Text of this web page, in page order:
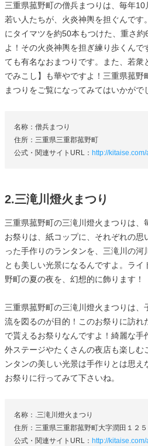
三重県菰野町の僧兵まつりは、毎年
若い人たちが、火炎神輿を担ぐんです
にタイマツを約50本もつけた、重さ
よ！その火炎神輿を担ぎ練り歩くんで
ても有名なおまつりです。また、若衆
でみこし】も華やですよ！三重県菰
まつりをご覧になってみてはいかがで
名称：僧兵まつり
住所：三重県三重郡菰野町
公式・関連サイトURL： http://
2.三滝川燈火まつり
三重県菰野町の三滝川燈火まつりは
お祭りは、紙コップに、それぞれの
った手作りのランタンを、三滝川の
とも美しい光景になるんですよ。ラ
野町の夏の夜を、幻想的に飾ります！
三重県菰野町の三滝川燈火まつりは、
流を図るのが目的！このお祭りに訪れ
で貰えるお祭りなんですよ！綺麗な手
外ステージやたくさんの夜店も楽しむ
ンタンの美しい光景は手作りとは思
お祭りに行ってみて下さいね。
名称：.三滝川燈火まつり
住所：三重県三重郡菰野町大字潤田１２
公式・関連サイトURL： http://